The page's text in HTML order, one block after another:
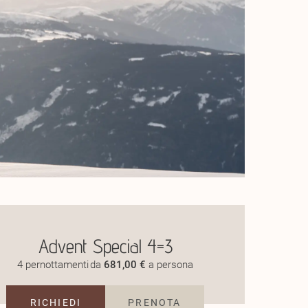
Advent Special 4=3
4 pernottamentida 681,00 € a persona
RICHIEDI PRENOTA